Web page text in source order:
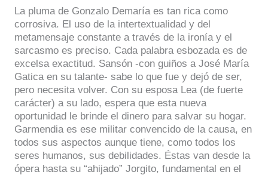
La pluma de Gonzalo Demaría es tan rica como
corrosiva. El uso de la intertextualidad y del
metamensaje constante a través de la ironía y el
sarcasmo es preciso. Cada palabra esbozada es de
excelsa exactitud. Sansón -con guiños a José María
Gatica en su talante- sabe lo que fue y dejó de ser,
pero necesita volver. Con su esposa Lea (de fuerte
carácter) a su lado, espera que esta nueva
oportunidad le brinde el dinero para salvar su hogar.
Garmendia es ese militar convencido de la causa, en
todos sus aspectos aunque tiene, como todos los
seres humanos, sus debilidades. Éstas van desde la
ópera hasta su “ahijado” Jorgito, fundamental en el